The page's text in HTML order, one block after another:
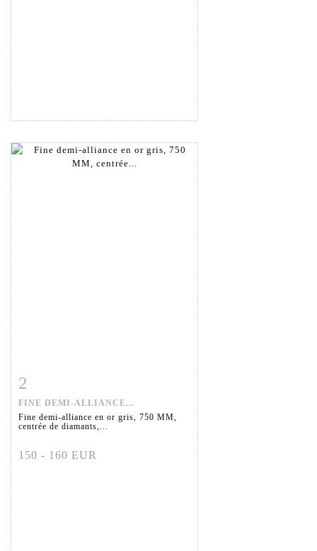
2
FINE DEMI-ALLIANCE...
Fine demi-alliance en or gris, 750 MM,
centrée de diamants,...
150 - 160 EUR